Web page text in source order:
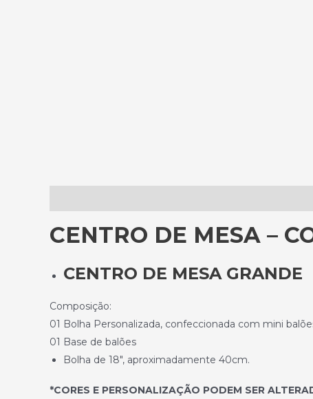
CENTRO DE MESA –
CENTRO DE MESA GRANDE
Composição:
01 Bolha Personalizada, confeccionada com mini
01 Base de balões
Bolha de 18″, aproximadamente 40cm.
*CORES E PERSONALIZAÇÃO PODEM SER